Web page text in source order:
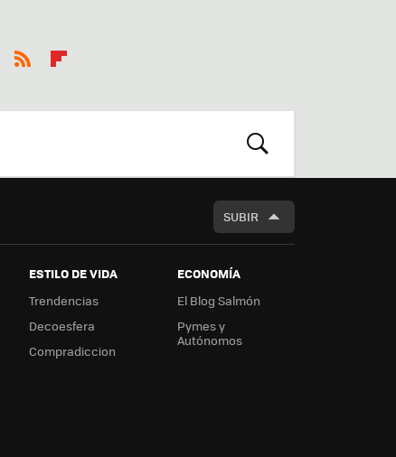
boa
BUSCAR
SUBIR
ESTILO DE VIDA
Trendencias
Decoesfera
Compradiccion
ECONOMÍA
El Blog Salmón
Pymes y
Autónomos